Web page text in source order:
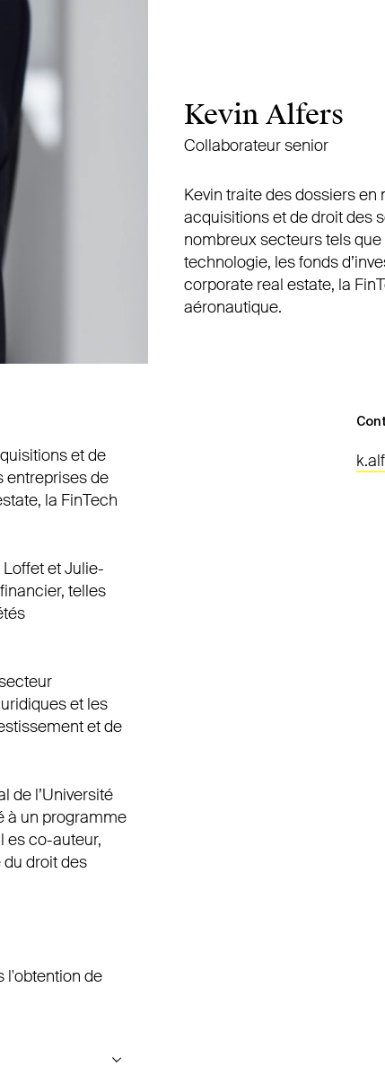
Kevin Alfers
Collaborateur senior
Kevin traite des dossiers
acquisitions et de droit des
nombreux secteurs tels
technologie, les fonds
corporate real estate, la
aéronautique.
et de
entreprises de
la FinTech
et Julie-
telles
et les
et de
de l’Université
à un programme
es co-auteur,
droit des
l'obtention de